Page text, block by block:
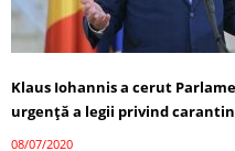
Klaus Iohannis a cerut
urgență a legii privind
08/07/2020